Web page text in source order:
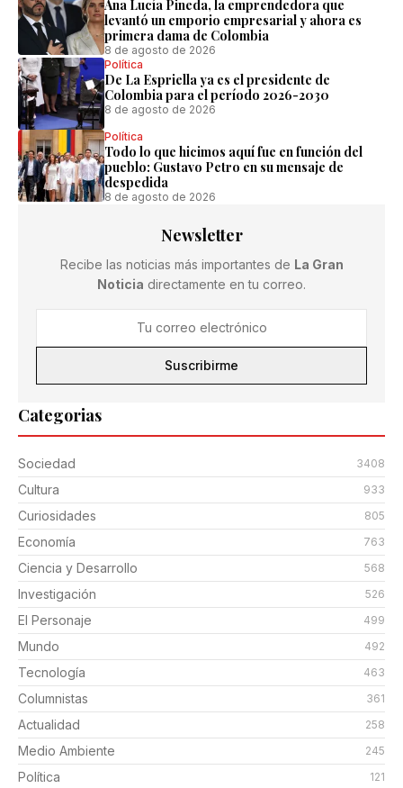
Ana Lucía Pineda, la emprendedora que
levantó un emporio empresarial y ahora es
primera dama de Colombia
8 de agosto de 2026
Política
De La Espriella ya es el presidente de
Colombia para el período 2026-2030
8 de agosto de 2026
Política
Todo lo que hicimos aquí fue en función del
pueblo: Gustavo Petro en su mensaje de
despedida
8 de agosto de 2026
Categorias
Sociedad 3408
Cultura 933
Curiosidades 805
Economía 763
Ciencia y Desarrollo 568
Investigación 526
El Personaje 499
Mundo 492
Tecnología 463
Columnistas 361
Actualidad 258
Medio Ambiente 245
Política 121
Newsletter
Recibe las noticias más importantes de La Gran
Noticia directamente en tu correo.
Suscribirme